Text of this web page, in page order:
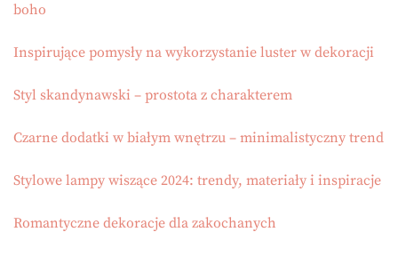
boho
Inspirujące pomysły na wykorzystanie luster w dekoracji
Styl skandynawski – prostota z charakterem
Czarne dodatki w białym wnętrzu – minimalistyczny trend
Stylowe lampy wiszące 2024: trendy, materiały i inspiracje
Romantyczne dekoracje dla zakochanych